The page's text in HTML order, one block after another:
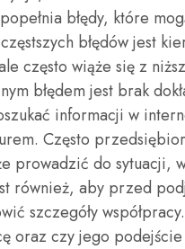
błędy, które
błędów jest
często wiąże się z
błędem jest brak
informacji w
Często
prowadzić do
również, aby przed
szczegóły
oraz czy jego